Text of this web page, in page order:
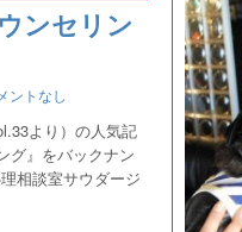
ンセリン
ントなし
より）の人気記
グ』をバックナン
相談室サウダージ